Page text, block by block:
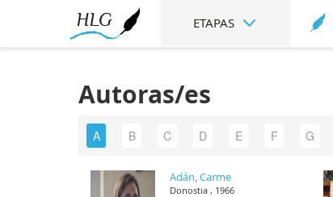
ETAPAS
Autoras/es
A B C D E F G
Adán, Carme
Donostia , 1966